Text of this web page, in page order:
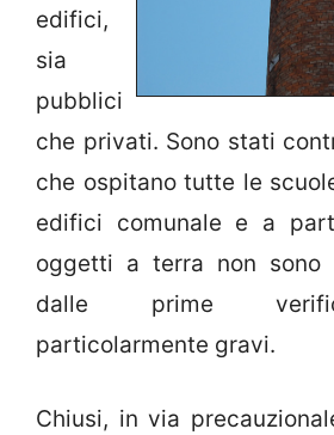
edifici,
sia
pubblici
che privati. Sono stati
che ospitano tutte le
edifici comunale e a
oggetti a terra non sono
dalle prime
particolarmente gravi.
Chiusi, in via